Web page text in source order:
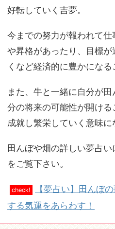
好転していく吉夢。
今までの努力が報われて
や昇格があったり、目標
くなど経済的に豊かになる
また、牛と一緒に自分が
分の将来の可能性が開け
成就し繁栄していく意味に
田んぼや畑の詳しい夢占
をご覧下さい。
check!
【夢占い】田んぼ
する気運をあらわす！